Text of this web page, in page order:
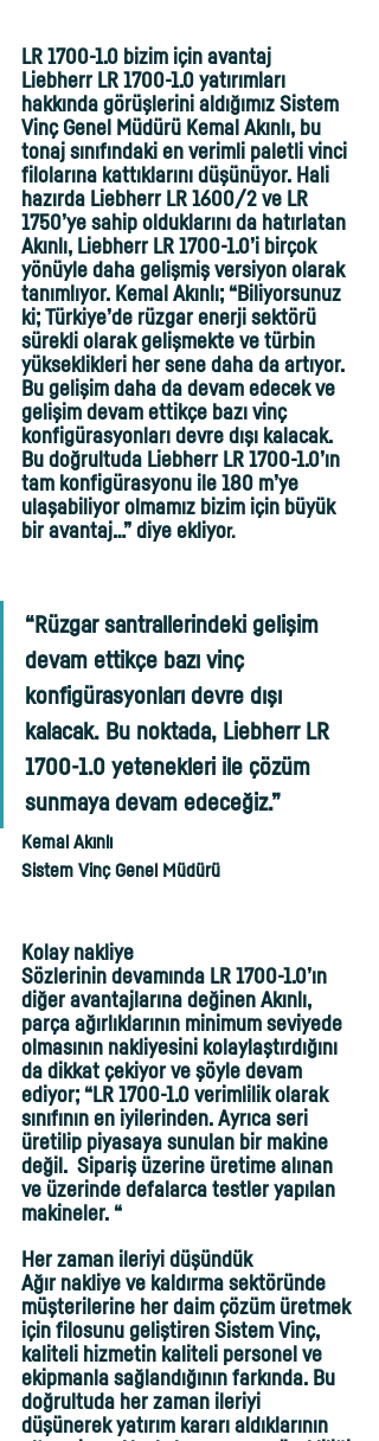
LR 1700-1.0 bizim için avantaj
Liebherr LR 1700-1.0 yatırımları
hakkında görüşlerini aldığımız Sistem
Vinç Genel Müdürü Kemal Akınlı, bu
tonaj sınıfındaki en verimli paletli vinci
filolarına kattıklarını düşünüyor. Hali
hazırda Liebherr LR 1600/2 ve LR
1750’ye sahip olduklarını da hatırlatan
Akınlı, Liebherr LR 1700-1.0’i birçok
yönüyle daha gelişmiş versiyon olarak
tanımlıyor. Kemal Akınlı; “Biliyorsunuz
ki; Türkiye’de rüzgar enerji sektörü
sürekli olarak gelişmekte ve türbin
yükseklikleri her sene daha da artıyor.
Bu gelişim daha da devam edecek ve
gelişim devam ettikçe bazı vinç
konfigürasyonları devre dışı kalacak.
Bu doğrultuda Liebherr LR 1700-1.0’ın
tam konfigürasyonu ile 180 m’ye
ulaşabiliyor olmamız bizim için büyük
bir avantaj…” diye ekliyor.
“Rüzgar santrallerindeki gelişim
devam ettikçe bazı vinç
konfigürasyonları devre dışı
kalacak. Bu noktada, Liebherr LR
1700-1.0 yetenekleri ile çözüm
sunmaya devam edeceğiz.”
Kemal Akınlı
Sistem Vinç Genel Müdürü
Kolay nakliye
Sözlerinin devamında LR 1700-1.0’ın
diğer avantajlarına değinen Akınlı,
parça ağırlıklarının minimum seviyede
olmasının nakliyesini kolaylaştırdığını
da dikkat çekiyor ve şöyle devam
ediyor; “LR 1700-1.0 verimlilik olarak
sınıfının en iyilerinden. Ayrıca seri
üretilip piyasaya sunulan bir makine
değil.  Sipariş üzerine üretime alınan
ve üzerinde defalarca testler yapılan
makineler. “
Her zaman ileriyi düşündük
Ağır nakliye ve kaldırma sektöründe
müşterilerine her daim çözüm üretmek
için filosunu geliştiren Sistem Vinç,
kaliteli hizmetin kaliteli personel ve
ekipmanla sağlandığının farkında. Bu
doğrultuda her zaman ileriyi
düşünerek yatırım kararı aldıklarının